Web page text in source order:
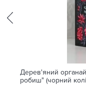
Дерев'яний
робиш" (чорний